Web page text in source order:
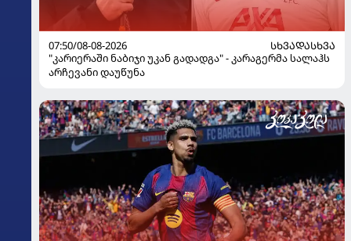
07:50/08-08-2026
ᲡᲮᲕᲐᲓᲐᲡᲮᲕᲐ
"კარიერაში ნაბიჯი უკან გადადგა" - კარაგერმა სალაჰს
არჩევანი დაუწუნა